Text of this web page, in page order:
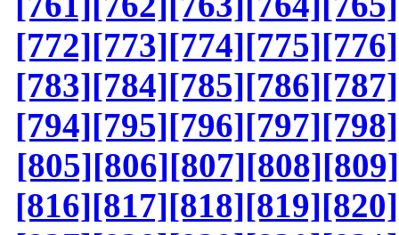
[772][773][774][775][776]
[783][784][785][786][787]
[794][795][796][797][798]
[805][806][807][808][809]
[816][817][818][819][820]